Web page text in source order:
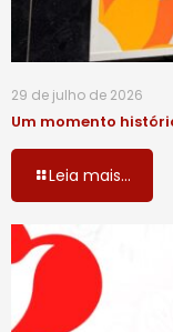
29 de julho de 2026
Um momento
Leia mais...